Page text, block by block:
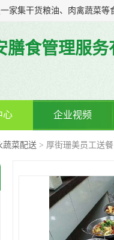
膳食管理服务
心 企业视频
蔬菜配送 > 厚街珊美员工送